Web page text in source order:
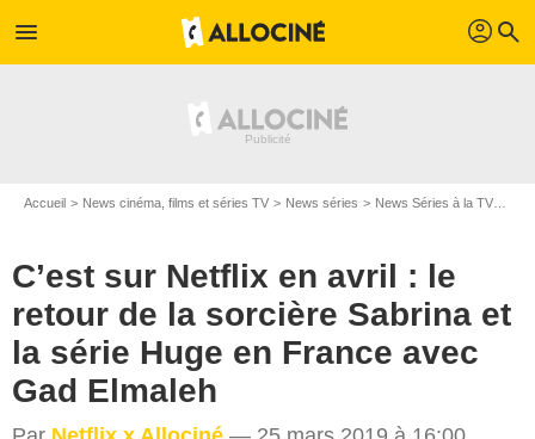
menu profil search
Accueil News cinéma, films et séries TV News séries News Séries à la TV
C’est sur Netflix en avril : le
retour de la sorcière Sabrina et
la série Huge en France avec
Gad Elmaleh